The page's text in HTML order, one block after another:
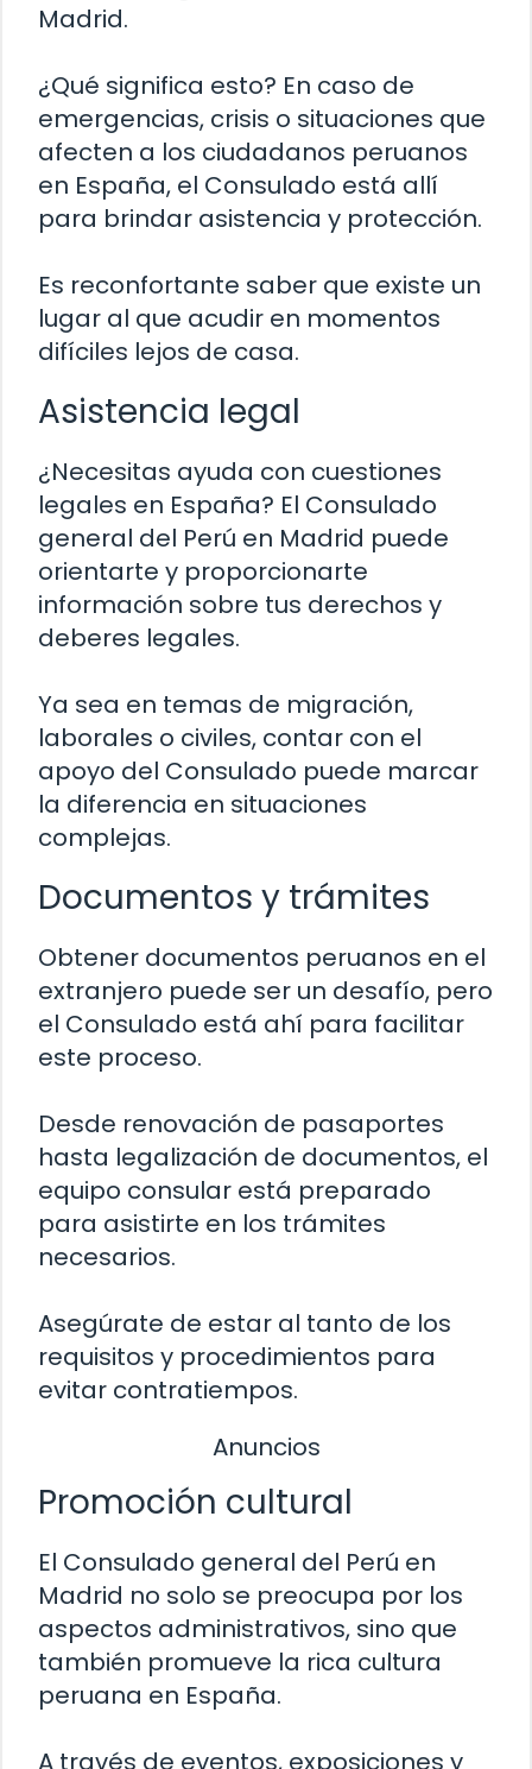
Madrid.
¿Qué significa esto? En caso de
emergencias, crisis o situaciones que
afecten a los ciudadanos peruanos
en España, el Consulado está allí
para brindar asistencia y protección.
Es reconfortante saber que existe un
lugar al que acudir en momentos
difíciles lejos de casa.
Asistencia legal
¿Necesitas ayuda con cuestiones
legales en España? El Consulado
general del Perú en Madrid puede
orientarte y proporcionarte
información sobre tus derechos y
deberes legales.
Ya sea en temas de migración,
laborales o civiles, contar con el
apoyo del Consulado puede marcar
la diferencia en situaciones
complejas.
Documentos y trámites
Obtener documentos peruanos en el
extranjero puede ser un desafío, pero
el Consulado está ahí para facilitar
este proceso.
Desde renovación de pasaportes
hasta legalización de documentos, el
equipo consular está preparado
para asistirte en los trámites
necesarios.
Asegúrate de estar al tanto de los
requisitos y procedimientos para
evitar contratiempos.
Anuncios
Promoción cultural
El Consulado general del Perú en
Madrid no solo se preocupa por los
aspectos administrativos, sino que
también promueve la rica cultura
peruana en España.
A través de eventos, exposiciones y